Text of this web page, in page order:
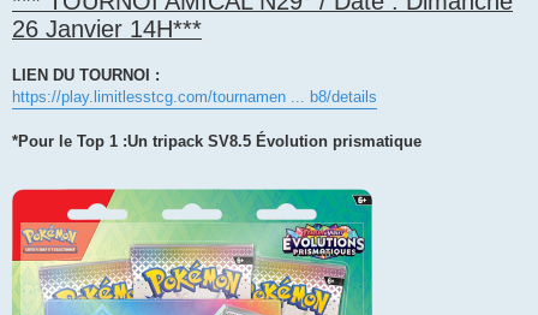
26 Janvier 14H***
LIEN DU TOURNOI :
https://play.limitlesstcg.com/tournamen ... b8/details
*Pour le Top 1 :Un tripack SV8.5 Évolution prismatique